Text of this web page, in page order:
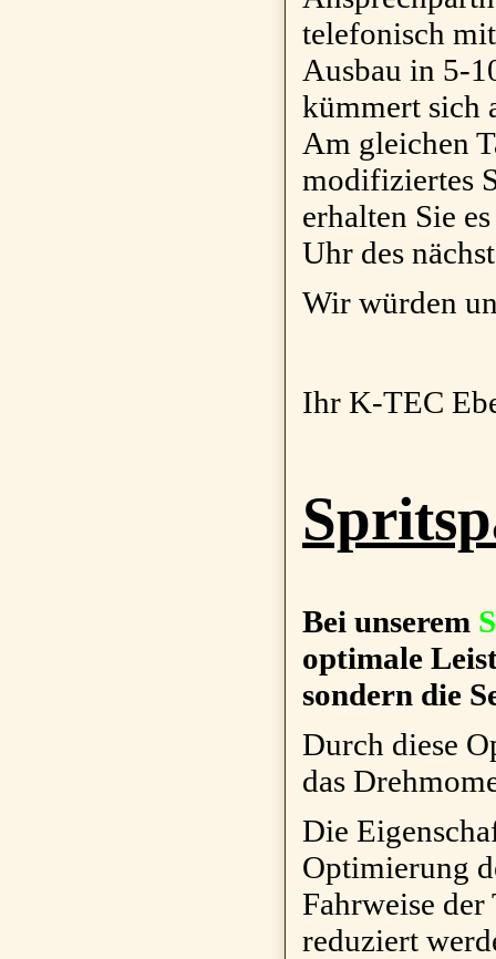
telefonisch
Ausbau in 5-
kümmert sich
Am gleichen
modifiziertes
erhalten Sie
Uhr des
Wir würden
Ihr K-TEC
Bei unserem
optimale
sondern die
Durch diese
das
Die
Optimierung
Fahrweise
reduziert